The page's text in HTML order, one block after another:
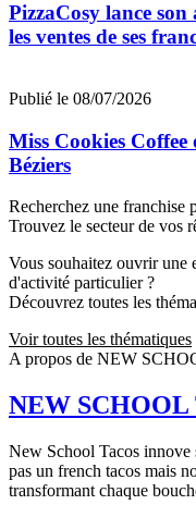
PizzaCosy lance
les ventes de ses
Publié le 08/07/2026
Miss Cookies Coffee
Béziers
Recherchez une franchise
Trouvez le secteur de vos
Vous souhaitez ouvrir une
d'activité particulier ?
Découvrez toutes les
Voir toutes les thématiques
A propos de NEW
NEW SCHOOL
New School Tacos innove
pas un french tacos mais
transformant chaque